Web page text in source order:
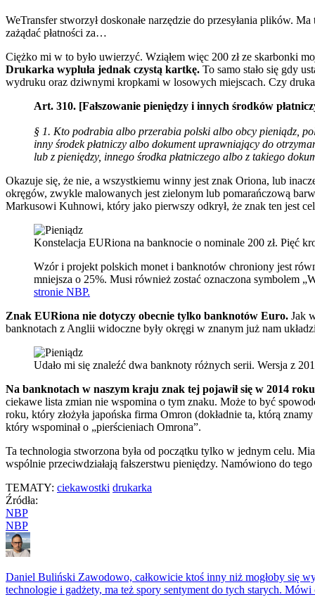
WeTransfer stworzył doskonałe narzędzie do przesyłania plików.
zażądać płatności za…
Ciężko mi w to było uwierzyć. Wziąłem więc 200 zł ze skarbonki
Drukarka wypluła jednak czystą kartkę. To samo stało się gdy
wydruku oraz dziwnymi kropkami w losowych miejscach. Czy
Art. 310. [Fałszowanie pieniędzy i innych środków
§ 1. Kto podrabia albo przerabia polski albo obcy pieniądz,
inny środek płatniczy albo dokument uprawniający do
lub z pieniędzy, innego środka płatniczego albo z takiego
Okazuje się, że nie, a wszystkiemu winny jest znak Oriona, lub
okręgów, zwykle malowanych jest zielonym lub pomarańczową
Markusowi Kuhnowi, który jako pierwszy odkrył, że znak ten jest
Konstelacja EURiona na banknocie o nominale 200 zł. Pięć
Wzór i projekt polskich monet i banknotów chroniony jest
mniejsza o 25%. Musi również zostać oznaczona symbolem
stronie NBP.
Znak EURiona nie dotyczy obecnie tylko banknotów Euro. Jak
banknotach z Anglii widoczne były okręgi w znanym już nam
Udało mi się znaleźć dwa banknoty różnych serii. Wersja z
Na banknotach w naszym kraju znak tej pojawił się w 2014
ciekawe lista zmian nie wspomina o tym znaku. Może to być
roku, który złożyła japońska firma Omron (dokładnie ta, którą
który wspominał o „pierścieniach Omrona”.
Ta technologia stworzona była od początku tylko w jednym celu.
wspólnie przeciwdziałają fałszerstwu pieniędzy. Namówiono do
TEMATY: ciekawostki drukarka
Źródła:
NBP
NBP
Daniel Buliński Zawodowo, całkowicie ktoś inny niż mogłoby się
technologie i gadżety, ma też spory sentyment do tych starych.